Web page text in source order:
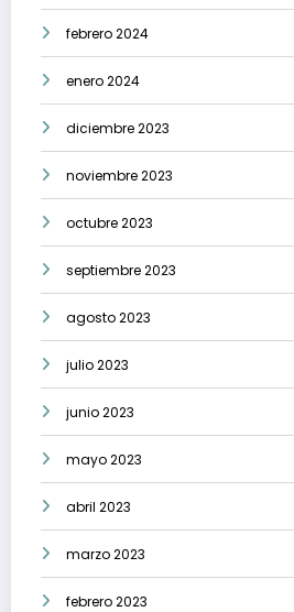
febrero 2024
enero 2024
diciembre 2023
noviembre 2023
octubre 2023
septiembre 2023
agosto 2023
julio 2023
junio 2023
mayo 2023
abril 2023
marzo 2023
febrero 2023